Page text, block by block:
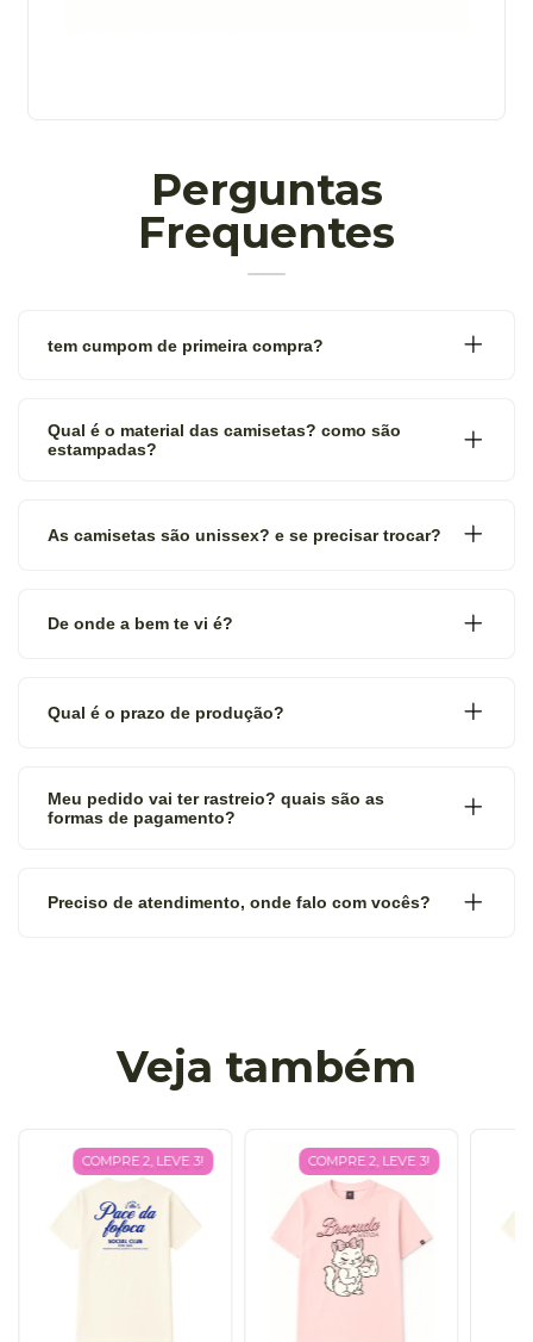
Perguntas
Frequentes
tem cumpom de primeira compra?
Qual é o material das camisetas? como são
estampadas?
As camisetas são unissex? e se precisar trocar?
De onde a bem te vi é?
Qual é o prazo de produção?
Meu pedido vai ter rastreio? quais são as
formas de pagamento?
Preciso de atendimento, onde falo com vocês?
Veja também
COMPRE 2, LEVE 3! COMPRE 2, LEVE 3!